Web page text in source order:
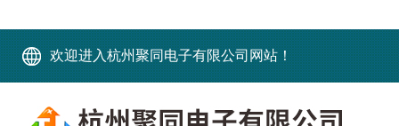
欢迎进入杭州聚同电子有限公司网站！